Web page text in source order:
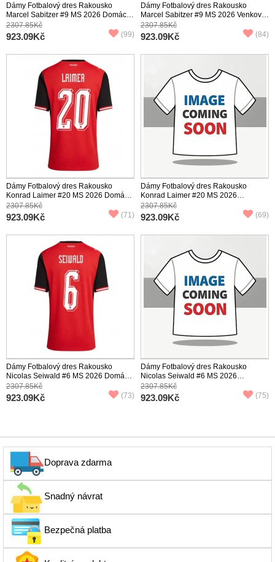
Dámy Fotbalový dres Rakousko
Marcel Sabitzer #9 MS 2026 Domácí
Krátký Rukáv
2307.85Kč
923.09Kč (99)
Dámy Fotbalový dres Rakousko
Marcel Sabitzer #9 MS 2026 Venkovní
Krátký Rukáv
2307.85Kč
923.09Kč (84)
Dámy Fotbalový dres Rakousko
Konrad Laimer #20 MS 2026 Domácí
Krátký Rukáv
2307.85Kč
923.09Kč (71)
Dámy Fotbalový dres Rakousko
Konrad Laimer #20 MS 2026
Venkovní Krátký Rukáv
2307.85Kč
923.09Kč (69)
Dámy Fotbalový dres Rakousko
Nicolas Seiwald #6 MS 2026 Domácí
Krátký Rukáv
2307.85Kč
923.09Kč (73)
Dámy Fotbalový dres Rakousko
Nicolas Seiwald #6 MS 2026
Venkovní Krátký Rukáv
2307.85Kč
923.09Kč (75)
Doprava zdarma
Snadný návrat
Bezpečná platba